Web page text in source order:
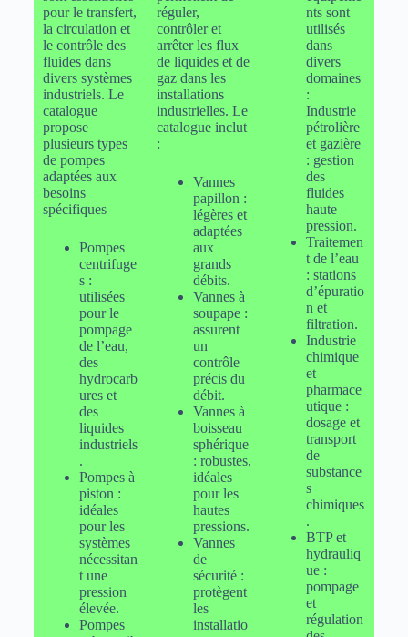
pour le transfert,
la circulation et
le contrôle des
fluides dans
divers systèmes
industriels. Le
catalogue
propose
plusieurs types
de pompes
adaptées aux
besoins
spécifiques
Pompes
centrifuge
s :
utilisées
pour le
pompage
de l’eau,
des
hydrocarb
ures et
des
liquides
industriels
.
Pompes à
piston :
idéales
pour les
systèmes
nécessitan
t une
pression
élevée.
Pompes
réguler,
contrôler et
arrêter les flux
de liquides et de
gaz dans les
installations
industrielles. Le
catalogue inclut
:
Vannes
papillon :
légères et
adaptées
aux
grands
débits.
Vannes à
soupape :
assurent
un
contrôle
précis du
débit.
Vannes à
boisseau
sphérique
: robustes,
idéales
pour les
hautes
pressions.
Vannes
de
sécurité :
protègent
les
installatio
nts sont
utilisés
dans
divers
domaines
:
Industrie
pétrolière
et gazière
: gestion
des
fluides
haute
pression.
Traitemen
t de l’eau
: stations
d’épuratio
n et
filtration.
Industrie
chimique
et
pharmace
utique :
dosage et
transport
de
substance
s
chimiques
.
BTP et
hydrauliq
ue :
pompage
et
régulation